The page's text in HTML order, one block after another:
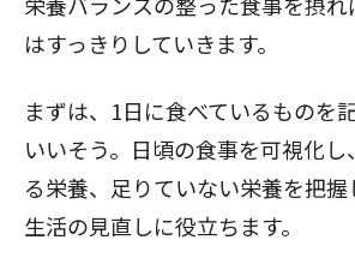
はすっきりしていきます。
まずは、1日に食べているものを
いいそう。日頃の食事を可視化
る栄養、足りていない栄養を把握
生活の見直しに役立ちます。